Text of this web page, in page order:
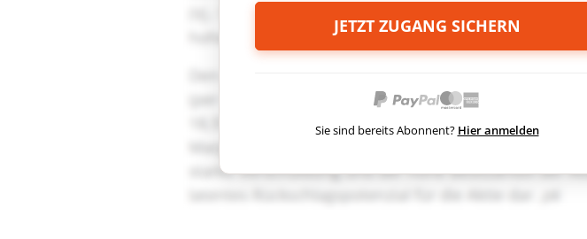
JETZT ZUGANG SICHERN
Sie sind bereits Abonnent? Hier anmelden